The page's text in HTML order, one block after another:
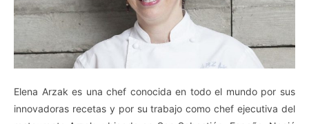
Elena Arzak es una chef conocida en todo el mundo por sus
innovadoras recetas y por su trabajo como chef ejecutiva del